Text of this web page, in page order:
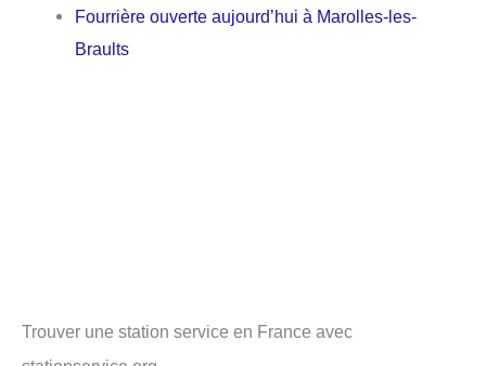
Fourrière ouverte aujourd’hui à Marolles-les-
Braults
Trouver une station service en France avec